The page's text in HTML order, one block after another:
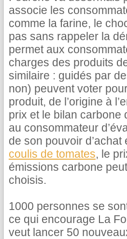
associe les
comme la farine, le
pas sans rappeler la
permet aux
charges des produits
similaire : guidés par
non) peuvent voter
produit, de l’origine à
prix et le bilan carbone
au consommateur
de son pouvoir
coulis de tomates, le
émissions carbone
choisis.
1000 personnes se
ce qui encourage La
veut lancer 50